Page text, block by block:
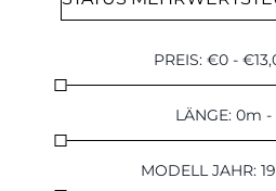
PREIS: €0- €
LÄNGE: 0m -
MODELL JAHR: